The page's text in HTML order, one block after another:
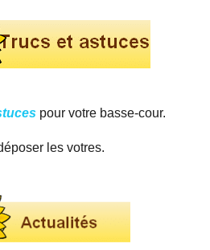
pour votre basse-cour.
les votres.